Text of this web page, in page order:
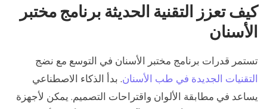
كيف تعزز التقنية الحديثة برنامج مختبر
الأسنان
تستمر قدرات برنامج مختبر الأسنان في التوسع مع نضج
التقنيات الجديدة في طب الأسنان. بدأ الذكاء الاصطناعي
يساعد في مطابقة الألوان واقتراحات التصميم. يمكن لأجهزة